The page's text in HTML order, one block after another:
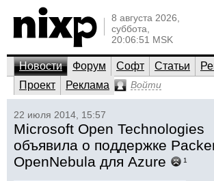
8 августа 2026,
суббота,
20:06:51 MSK
Новости Форум Софт Статьи
Проект
Реклама Войти
22 июля 2014, 15:57
Microsoft Open Technologies
объявила о поддержке
OpenNebula для Azure
1